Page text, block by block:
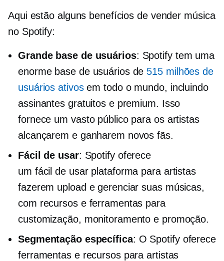
Aqui estão alguns benefícios de vender música
no Spotify:
Grande base de usuários: Spotify tem uma
enorme base de usuários de 515 milhões de
usuários ativosem todo o mundo, incluindo
assinantes gratuitos e premium. Isso
fornece um vasto público para os artistas
alcançarem e ganharem novos fãs.
Fácil de usar: Spotify oferece
um fácil de usarplataforma para artistas
fazerem upload e gerenciar suas músicas,
com recursos e ferramentas para
customização, monitoramento e promoção.
Segmentação específica: O Spotify oferece
ferramentas e recursos para artistas